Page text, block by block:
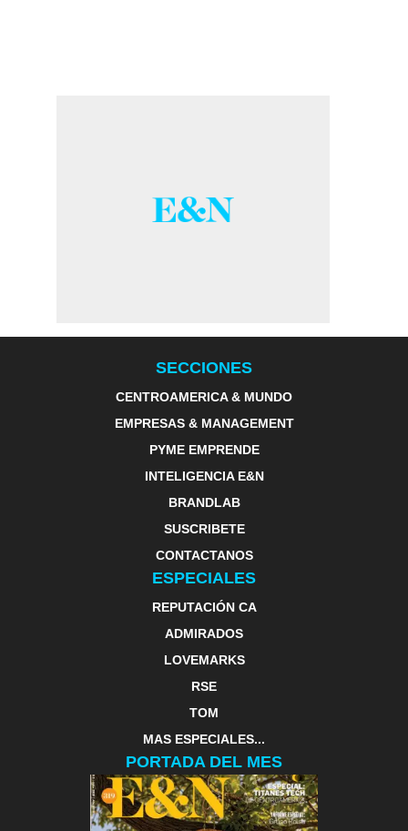
SECCIONES
CENTROAMERICA & MUNDO
EMPRESAS & MANAGEMENT
PYME EMPRENDE
INTELIGENCIA E&N
BRANDLAB
SUSCRIBETE
CONTACTANOS
ESPECIALES
REPUTACIÓN CA
ADMIRADOS
LOVEMARKS
RSE
TOM
MAS ESPECIALES...
PORTADA DEL MES